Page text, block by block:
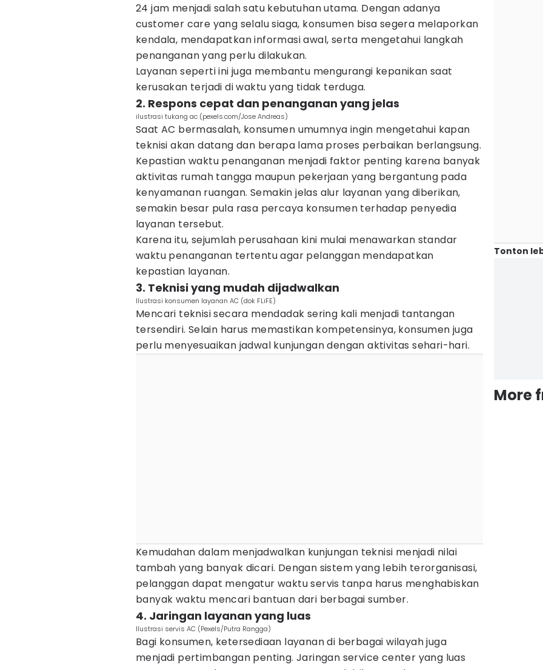
24 jam menjadi salah satu kebutuhan utama. Dengan adanya
customer care yang selalu siaga, konsumen bisa segera melaporkan
kendala, mendapatkan informasi awal, serta mengetahui langkah
penanganan yang perlu dilakukan.
Layanan seperti ini juga membantu mengurangi kepanikan saat
kerusakan terjadi di waktu yang tidak terduga.
2. Respons cepat dan penanganan yang jelas
ilustrasi tukang ac (pexels.com/Jose Andreas)
Saat AC bermasalah, konsumen umumnya ingin mengetahui kapan
teknisi akan datang dan berapa lama proses perbaikan berlangsung.
Kepastian waktu penanganan menjadi faktor penting karena banyak
aktivitas rumah tangga maupun pekerjaan yang bergantung pada
kenyamanan ruangan. Semakin jelas alur layanan yang diberikan,
semakin besar pula rasa percaya konsumen terhadap penyedia
layanan tersebut.
Karena itu, sejumlah perusahaan kini mulai menawarkan standar
waktu penanganan tertentu agar pelanggan mendapatkan
kepastian layanan.
3. Teknisi yang mudah dijadwalkan
Ilustrasi konsumen layanan AC (dok FLiFE)
Mencari teknisi secara mendadak sering kali menjadi tantangan
tersendiri. Selain harus memastikan kompetensinya, konsumen juga
perlu menyesuaikan jadwal kunjungan dengan aktivitas sehari-hari.
Kemudahan dalam menjadwalkan kunjungan teknisi menjadi nilai
tambah yang banyak dicari. Dengan sistem yang lebih terorganisasi,
pelanggan dapat mengatur waktu servis tanpa harus menghabiskan
banyak waktu mencari bantuan dari berbagai sumber.
4. Jaringan layanan yang luas
Ilustrasi servis AC (Pexels/Putra Rangga)
Bagi konsumen, ketersediaan layanan di berbagai wilayah juga
menjadi pertimbangan penting. Jaringan service center yang luas
Tonton
More